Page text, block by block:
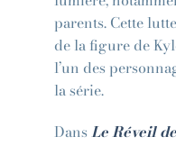
parents. Cette
de la figure de
l’un des
la série.
DansLe Réveil